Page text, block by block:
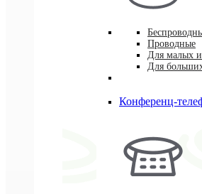
Проводные
Для малых и
Для
Конференц-